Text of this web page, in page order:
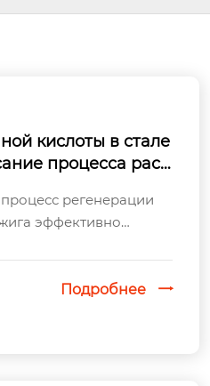
кислоты в стале
процесса расп
регенерации
эффективно
Подробнее 